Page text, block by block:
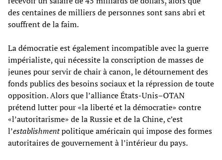
des centaines de milliers de personnes sont sans abri et
souffrent de la faim.
La démocratie est également incompatible avec la guerre
impérialiste, qui nécessite la conscription de masses de
jeunes pour servir de chair à canon, le détournement des
fonds publics des besoins sociaux et la répression de toute
opposition. Alors que l’alliance États-Unis–OTAN
prétend lutter pour «la liberté et la démocratie» contre
«l’autoritarisme» de la Russie et de la Chine, c’est
l’establishmentpolitique américain qui impose des formes
autoritaires de gouvernement à l’intérieur du pays.